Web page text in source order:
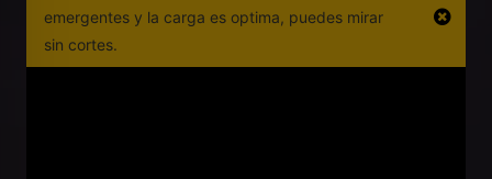
emergentes y la carga es optima, puedes mirar
sin cortes.